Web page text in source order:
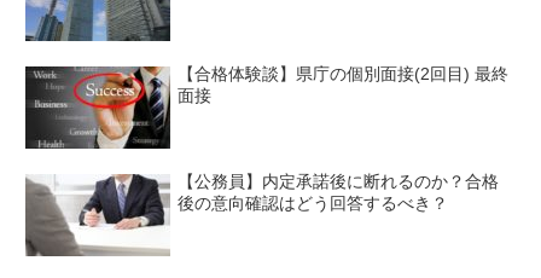
【合格体験談】県庁の個別面接(2回目) 最終
面接
【公務員】内定承諾後に断れるのか？合格
後の意向確認はどう回答するべき？